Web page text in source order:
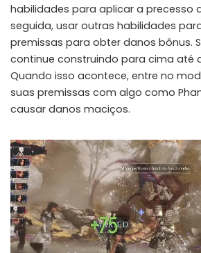
habilidades para aplicar a precesso
seguida, usar outras habilidades
premissas para obter danos bônus.
continue construindo para cima até
Quando isso acontece, entre no
suas premissas com algo como
causar danos maciços.